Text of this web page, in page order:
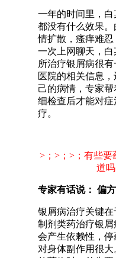
一年的时间里，
都没有什么效果
情扩散，瘙痒难忍
一次上网聊天，
所治疗银屑病很
医院的相关信息
己的病情，专家
细检查后才能对
疗。
>；>；>；有些要
道
专家有话说： 偏
银屑病治疗关键
制剂类药治疗银
会产生依赖性，停
对身体副作用很